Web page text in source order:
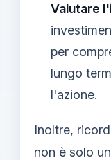
Valutare
per
lungo
l'azione.
Inoltre,
non è solo